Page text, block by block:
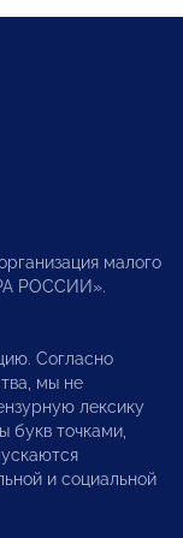
малого
РОССИИ».
Согласно
мы не
лексику
букв точками,
и социальной